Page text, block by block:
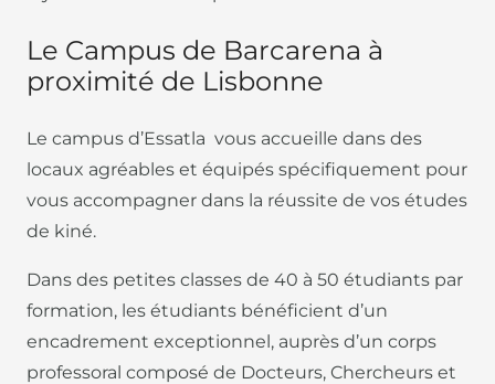
Le Campus de Barcarena à
proximité de Lisbonne
Le campus d’Essatla vous accueille dans des
locaux agréables et équipés spécifiquement pour
vous accompagner dans la réussite de vos études
de kiné.
Dans des petites classes de 40 à 50 étudiants par
formation, les étudiants bénéficient d’un
encadrement exceptionnel, auprès d’un corps
professoral composé de Docteurs, Chercheurs et